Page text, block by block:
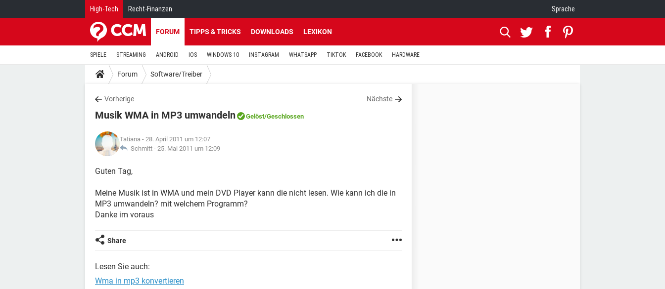
High-Tech Recht-Finanzen Sprache
FORUM TIPPS & TRICKS DOWNLOADS LEXIKON
SPIELE STREAMING ANDROID IOS WINDOWS 10 INSTAGRAM WHATSAPP TIKTOK FACEBOOK HARDWARE
Forum Software/Treiber
Vorherige Nächste
Musik WMA in MP3 umwandeln Gelöst/Geschlossen
Tatiana - 28. April 2011 um 12:07
Schmitt - 25. Mai 2011 um 12:09
Guten Tag,
Meine Musik ist in WMA und mein DVD Player kann die nicht lesen. Wie kann ich die in
MP3 umwandeln? mit welchem Programm?
Danke im voraus
Share
Lesen Sie auch:
Wma in mp3 konvertieren